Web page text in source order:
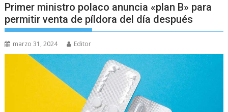
Primer ministro polaco anuncia «plan B» para
permitir venta de píldora del día después
marzo 31, 2024 Editor